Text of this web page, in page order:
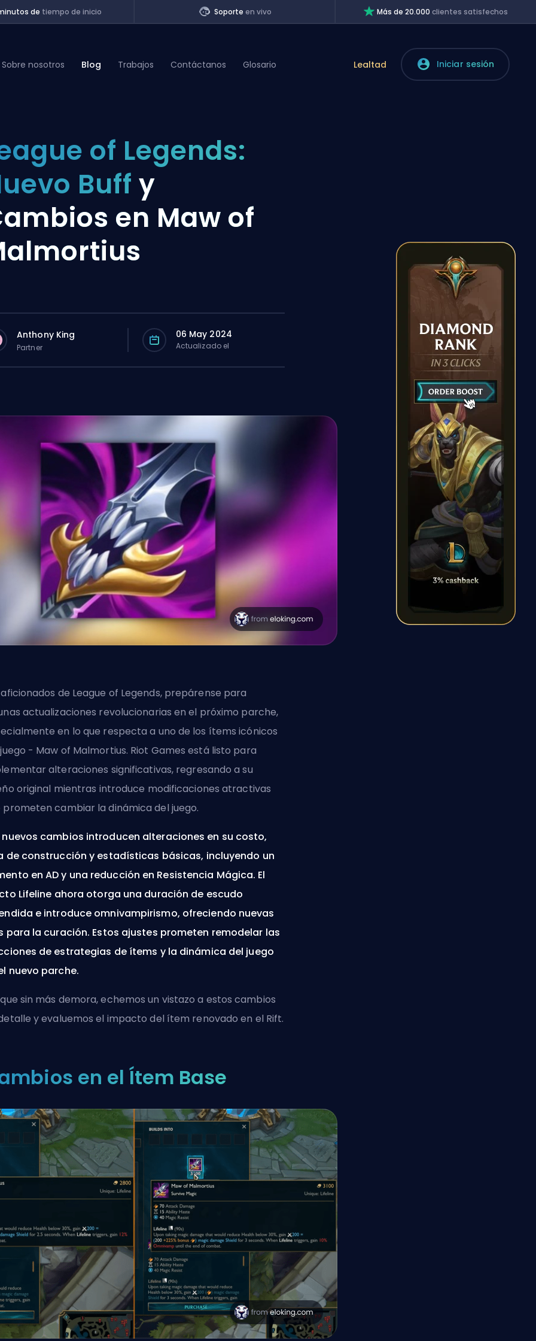
de tiempo de inicio Soporteen vivo Más de 20.000clientes satisfechos
Sobre nosotros Blog Trabajos Contáctanos Glosario Lealtad Iniciar sesión
of Legends:
Buff y
en Maw of
Anthony King
Partner
06 May 2024
Actualizado el
aficionados de League of Legends, prepárense para
actualizaciones revolucionarias en el próximo parche,
en lo que respecta a uno de los ítems icónicos
- Maw of Malmortius. Riot Games está listo para
alteraciones significativas, regresando a su
original mientras introduce modificaciones atractivas
prometen cambiar la dinámica del juego.
nuevos cambios introducen alteraciones en su costo,
de construcción y estadísticas básicas, incluyendo un
en AD y una reducción en Resistencia Mágica. El
Lifeline ahora otorga una duración de escudo
e introduce omnivampirismo, ofreciendo nuevas
para la curación. Estos ajustes prometen remodelar las
de estrategias de ítems y la dinámica del juego
nuevo parche.
sin más demora, echemos un vistazo a estos cambios
y evaluemos el impacto del ítem renovado en el Rift.
en el Ítem Base